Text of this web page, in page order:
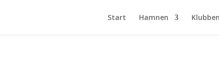
Start Hamnen Klubben